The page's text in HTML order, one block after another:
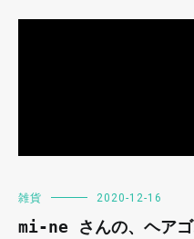
雑貨 2020-12-16
mi-ne さんの、ヘアゴ